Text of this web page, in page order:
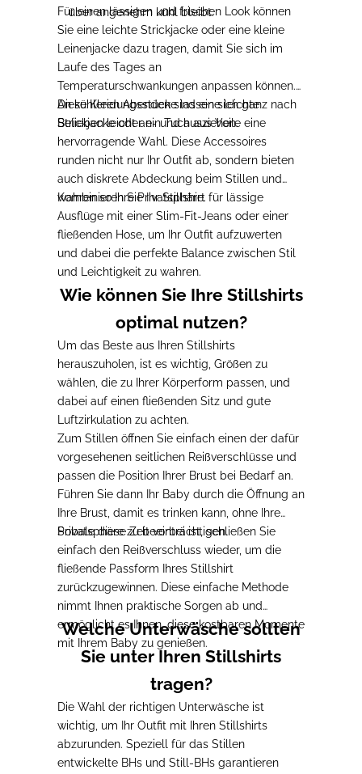
über angenehm kühl bleibt.
Für einen lässigen und frischen Look können
Sie eine leichte Strickjacke oder eine kleine
Leinenjacke dazu tragen, damit Sie sich im
Laufe des Tages an
Temperaturschwankungen anpassen können.
Diese Kleidungsstücke lassen sich ganz nach
Belieben leicht an- und ausziehen.
An kühleren Abenden sind eine leichte
Strickjacke oder ein Tuch aus Voile eine
hervorragende Wahl. Diese Accessoires
runden nicht nur Ihr Outfit ab, sondern bieten
auch diskrete Abdeckung beim Stillen und
wahren so Ihre Privatsphäre.
Kombinieren Sie Ihr Stillshirt für lässige
Ausflüge mit einer Slim-Fit-Jeans oder einer
fließenden Hose, um Ihr Outfit aufzuwerten
und dabei die perfekte Balance zwischen Stil
und Leichtigkeit zu wahren.
Wie können Sie Ihre Stillshirts
optimal nutzen?
Um das Beste aus Ihren Stillshirts
herauszuholen, ist es wichtig, Größen zu
wählen, die zu Ihrer Körperform passen, und
dabei auf einen fließenden Sitz und gute
Luftzirkulation zu achten.
Zum Stillen öffnen Sie einfach einen der dafür
vorgesehenen seitlichen Reißverschlüsse und
passen die Position Ihrer Brust bei Bedarf an.
Führen Sie dann Ihr Baby durch die Öffnung an
Ihre Brust, damit es trinken kann, ohne Ihre
Privatsphäre zu beeinträchtigen.
Sobale diese Zeit vorbei ist, schließen Sie
einfach den Reißverschluss wieder, um die
fließende Passform Ihres Stillshirt
zurückzugewinnen. Diese einfache Methode
nimmt Ihnen praktische Sorgen ab und
ermöglicht es Ihnen, diese kostbaren Momente
mit Ihrem Baby zu genießen.
Welche Unterwäsche sollten
Sie unter Ihren Stillshirts
tragen?
Die Wahl der richtigen Unterwäsche ist
wichtig, um Ihr Outfit mit Ihren Stillshirts
abzurunden. Speziell für das Stillen
entwickelte BHs und Still-BHs garantieren